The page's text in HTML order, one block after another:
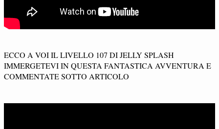
ECCO A VOI IL LIVELLO 107 DI JELLY SPLASH
IMMERGETEVI IN QUESTA FANTASTICA AVVENTURA E
COMMENTATE SOTTO ARTICOLO